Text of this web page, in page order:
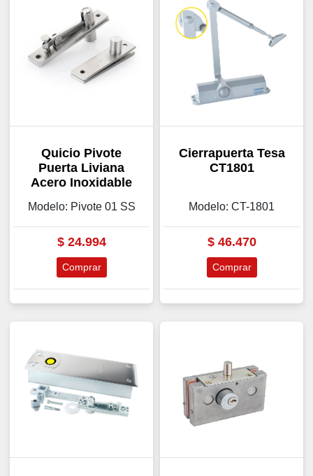
Quicio Pivote
Puerta Liviana
Acero Inoxidable
Modelo: Pivote 01 SS
$24.994
Comprar
Cierrapuerta Tesa
CT1801
Modelo: CT-1801
$46.470
Comprar